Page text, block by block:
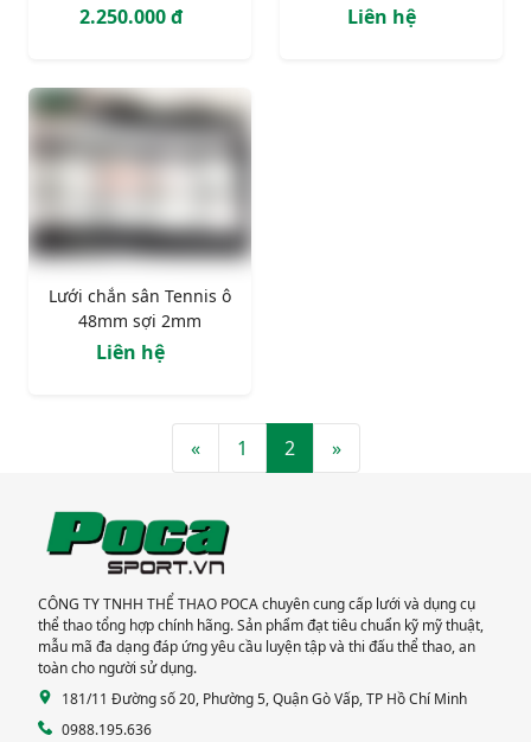
2.250.000 đ Liên hệ
Lưới chắn sân Tennis ô
48mm sợi 2mm
Liên hệ
« 1 2 »
CÔNG TY TNHH THỂ THAO POCA chuyên cung cấp lưới và dụng cụ
thể thao tổng hợp chính hãng. Sản phẩm đạt tiêu chuẩn kỹ mỹ thuật,
mẫu mã đa dạng đáp ứng yêu cầu luyện tập và thi đấu thể thao, an
toàn cho người sử dụng.
181/11 Đường số 20, Phường 5, Quận Gò Vấp, TP Hồ Chí Minh
0988.195.636